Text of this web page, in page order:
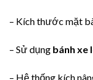
– Kích thước mặt
– Sử dụng bánh xe
– Hệ thống kích